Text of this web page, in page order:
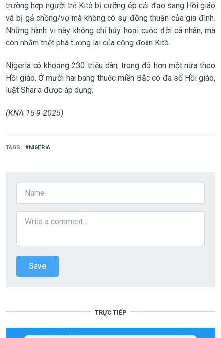
trường hợp người trẻ Kitô bị cưỡng ép cải đạo sang Hồi giáo
và bị gả chồng/vợ mà không có sự đồng thuận của gia đình.
Những hành vi này không chỉ hủy hoại cuộc đời cá nhân, mà
còn nhằm triệt phá tương lai của cộng đoàn Kitô.
Nigeria có khoảng 230 triệu dân, trong đó hơn một nửa theo
Hồi giáo. Ở mười hai bang thuộc miền Bắc có đa số Hồi giáo,
luật Sharia được áp dụng.
(KNA 15-9-2025)
TAGS NIGERIA
TRỰC TIẾP